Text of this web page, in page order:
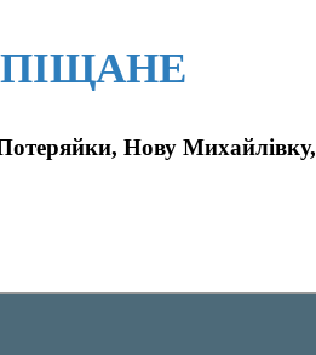
ПІЩАНЕ
Нову Михайлівку,